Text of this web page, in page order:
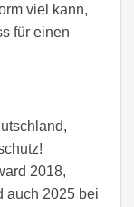
viel kann,
für einen
2018,
auch 2025 bei